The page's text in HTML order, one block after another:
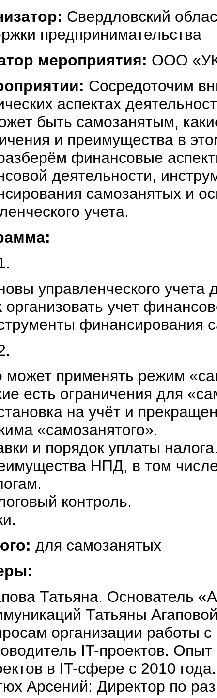
Свердловский
предпринимательства
мероприятия: ООО
Сосредоточим
аспектах
быть самозанятым,
и преимущества в
финансовые
деятельности,
самозанятых и
учета.
управленческого учета
организовать учет
финансирования
может применять режим
есть ограничения для
на учёт и
«самозанятого».
и порядок уплаты
НПД, в том
контроль.
для самозанятых
Татьяна. Основатель
Татьяны
организации работы
IT-проектов.
в IT-сфере с 2010 года.
Арсений: Директор по